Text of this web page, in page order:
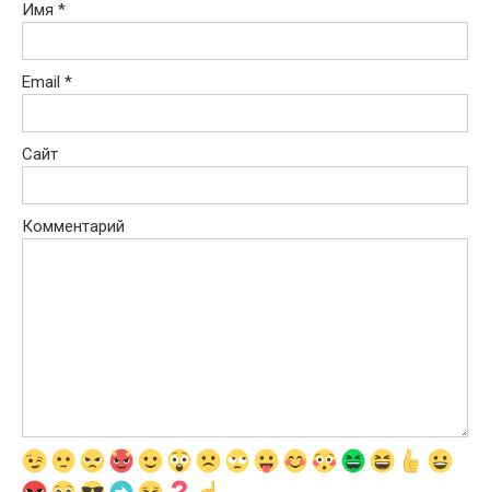
Имя *
Email *
Сайт
Комментарий